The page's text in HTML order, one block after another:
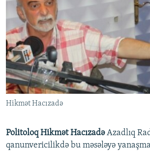
Hikmət Hacızadə
Politoloq Hikmət HacızadəAzadlıq
qanunvericilikdə bu məsələyə